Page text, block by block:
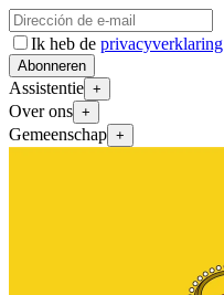
Ik heb de privacyverklaring
Abonneren
Assistentie +
Over ons +
Gemeenschap +